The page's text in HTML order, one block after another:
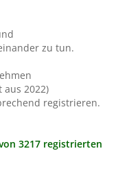
zu tun.
aus 2022)
registrieren.
3217 registrierten